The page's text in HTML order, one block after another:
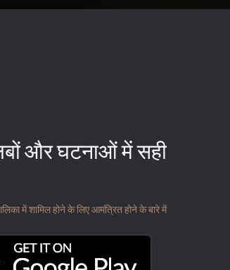
और घटनाओं में सही
में शामिल होने के लिए आमंत्रित होने के बारे में